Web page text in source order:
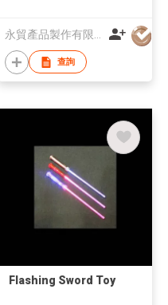
查詢
Flashing Sword Toy